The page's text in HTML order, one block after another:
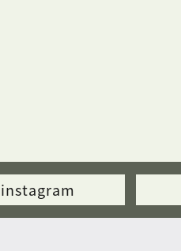
instagram